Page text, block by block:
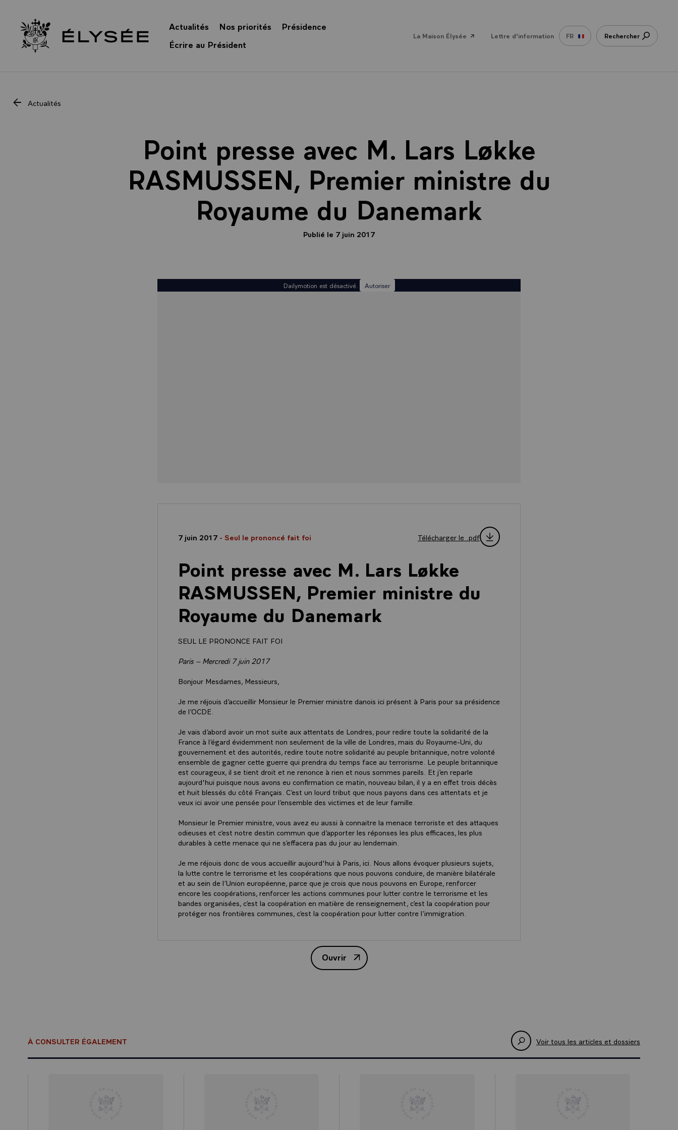
Retour à l’accueil Élysée
Actualités Nos priorités
Présidence
Écrire au Président
La Maison Élysée Lettre d'information FR Rechercher
Actualités
Point presse avec M. Lars Løkke
RASMUSSEN, Premier ministre du
Royaume du Danemark
Publié le 7 juin 2017
Dailymotion est désactivé. Autoriser
7 juin 2017 - Seul le prononcé fait foi Télécharger le .pdf
Point presse avec M. Lars Løkke
RASMUSSEN, Premier ministre du
Royaume du Danemark
SEUL LE PRONONCE FAIT FOI
Paris – Mercredi 7 juin 2017
Bonjour Mesdames, Messieurs,
Je me réjouis d’accueillir Monsieur le Premier ministre danois ici présent à Paris pour sa présidence
de l’OCDE.
Je vais d’abord avoir un mot suite aux attentats de Londres, pour redire toute la solidarité de la
France à l’égard évidemment non seulement de la ville de Londres, mais du Royaume-Uni, du
gouvernement et des autorités, redire toute notre solidarité au peuple britannique, notre volonté
ensemble de gagner cette guerre qui prendra du temps face au terrorisme. Le peuple britannique
est courageux, il se tient droit et ne renonce à rien et nous sommes pareils. Et j’en reparle
aujourd'hui puisque nous avons eu confirmation ce matin, nouveau bilan, il y a en effet trois décès
et huit blessés du côté Français. C’est un lourd tribut que nous payons dans ces attentats et je
veux ici avoir une pensée pour l’ensemble des victimes et de leur famille.
Monsieur le Premier ministre, vous avez eu aussi à connaitre la menace terroriste et des attaques
odieuses et c’est notre destin commun que d’apporter les réponses les plus efficaces, les plus
durables à cette menace qui ne s’effacera pas du jour au lendemain.
Je me réjouis donc de vous accueillir aujourd'hui à Paris, ici. Nous allons évoquer plusieurs sujets,
la lutte contre le terrorisme et les coopérations que nous pouvons conduire, de manière bilatérale
et au sein de l’Union européenne, parce que je crois que nous pouvons en Europe, renforcer
encore les coopérations, renforcer les actions communes pour lutter contre le terrorisme et les
bandes organisées, c’est la coopération en matière de renseignement, c’est la coopération pour
protéger nos frontières communes, c’est la coopération pour lutter contre l’immigration.
défend et sur lequel nous allons nous entretenir.
La France et le Danemark n’ont pas toujours les mêmes vues sur l’Union européenne, nous avons
l’appellent, qui montre combien on peut avoir des souplesses et de l’agilité dans le monde
économique, sans que ce soit la brutalité de la loi du plus fort ou du marché, mais des vraies
protections pour les individus, une vraie politique de formation de chacune et chacun et une vraie
Ouvrir
Point presse avec M. Lars Løkke RASMUSSEN, Premier ministre du Royaume du
À CONSULTER ÉGALEMENT Voir tous les articles et dossiers